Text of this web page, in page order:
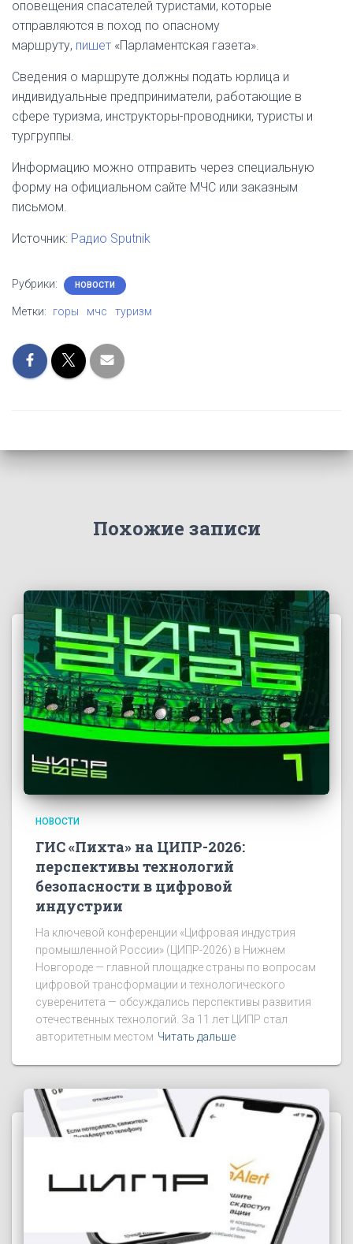
оповещения спасателей туристами, которые
отправляются в поход по опасному
маршруту, пишет «Парламентская газета».
Сведения о маршруте должны подать юрлица и
индивидуальные предприниматели, работающие в
сфере туризма, инструкторы-проводники, туристы и
тургруппы.
Информацию можно отправить через специальную
форму на официальном сайте МЧС или заказным
письмом.
Источник: Радио Sputnik
Рубрики: НОВОСТИ
Метки: горы мчс туризм
Похожие записи
НОВОСТИ
ГИС «Пихта» на ЦИПР-2026:
перспективы технологий
безопасности в цифровой
индустрии
На ключевой конференции «Цифровая индустрия
промышленной России» (ЦИПР-2026) в Нижнем
Новгороде — главной площадке страны по вопросам
цифровой трансформации и технологического
суверенитета — обсуждались перспективы развития
отечественных технологий. За 11 лет ЦИПР стал
авторитетным местом Читать дальше